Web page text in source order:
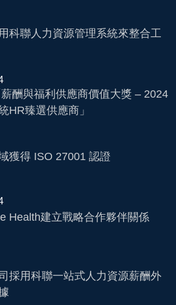
科聯人力資源管理系統來整合工
酬與福利供應商價值大獎 – 2024
HR臻選供應商」
獲得 ISO 27001 認證
Health建立戰略合作夥伴關係
採用科聯一站式人力資源薪酬外